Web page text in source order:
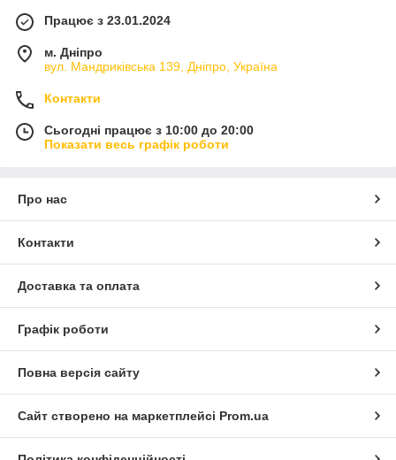
Працює з 23.01.2024
м. Дніпро
вул. Мандриківська 139, Дніпро, Україна
Контакти
Сьогодні працює з 10:00 до 20:00
Показати весь графік роботи
Про нас
Контакти
Доставка та оплата
Графік роботи
Повна версія сайту
Сайт створено на маркетплейсі Prom.ua